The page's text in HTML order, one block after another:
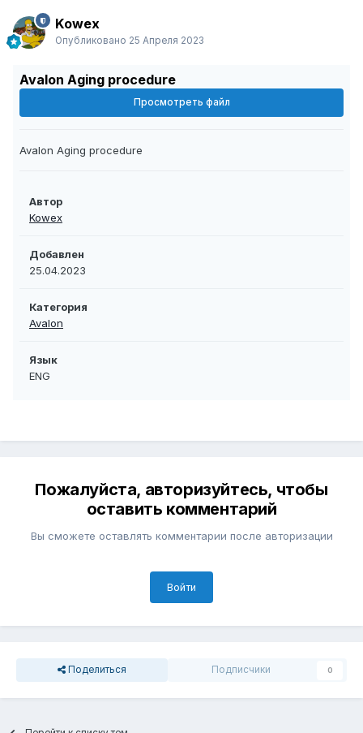
Kowex
Опубликовано 25 Апреля 2023
Avalon Aging procedure
Просмотреть файл
Avalon Aging procedure
Автор
Kowex
Добавлен
25.04.2023
Категория
Avalon
Язык
ENG
Пожалуйста, авторизуйтесь, чтобы
оставить комментарий
Вы сможете оставлять комментарии после авторизации
Войти
Поделиться Подписчики 0